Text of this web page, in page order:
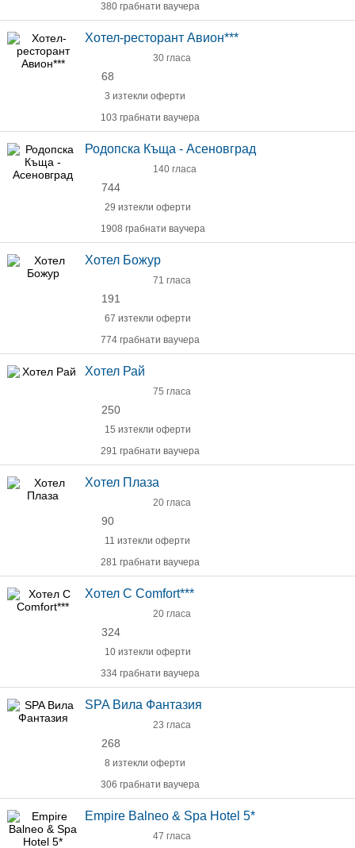
380 грабнати ваучера
Хотел-ресторант Авион***
30 гласа
68
3 изтекли оферти
103 грабнати ваучера
Родопска Къща - Асеновград
140 гласа
744
29 изтекли оферти
1908 грабнати ваучера
Хотел Божур
71 гласа
191
67 изтекли оферти
774 грабнати ваучера
Хотел Рай
75 гласа
250
15 изтекли оферти
291 грабнати ваучера
Хотел Плаза
20 гласа
90
11 изтекли оферти
281 грабнати ваучера
Хотел C Comfort***
20 гласа
324
10 изтекли оферти
334 грабнати ваучера
SPA Вила Фантазия
23 гласа
268
8 изтекли оферти
306 грабнати ваучера
Empire Balneo & Spa Hotel 5*
47 гласа